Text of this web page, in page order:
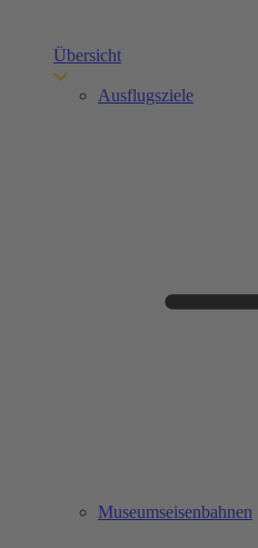
Übersicht
Ausflugsziele
Museumseisenbahnen